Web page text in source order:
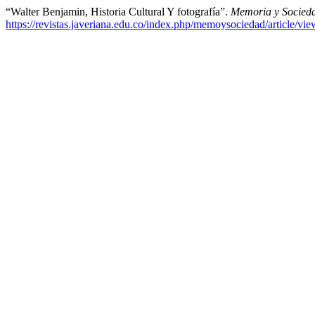
“Walter Benjamin, Historia Cultural Y fotografía”. Memoria y
https://revistas.javeriana.edu.co/index.php/memoysociedad/article/